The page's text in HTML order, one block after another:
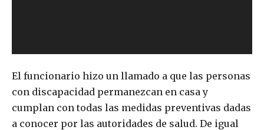
El funcionario hizo un llamado a que las personas
con discapacidad permanezcan en casa y
cumplan con todas las medidas preventivas dadas
a conocer por las autoridades de salud. De igual